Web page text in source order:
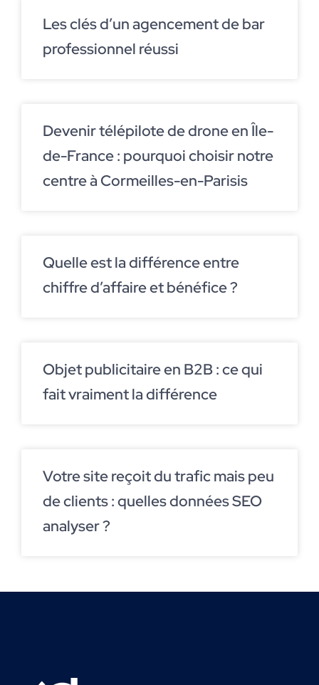
Les clés d’un agencement de bar
professionnel réussi
Devenir télépilote de drone en Île-
de-France : pourquoi choisir notre
centre à Cormeilles-en-Parisis
Quelle est la différence entre
chiffre d’affaire et bénéfice ?
Objet publicitaire en B2B : ce qui
fait vraiment la différence
Votre site reçoit du trafic mais peu
de clients : quelles données SEO
analyser ?